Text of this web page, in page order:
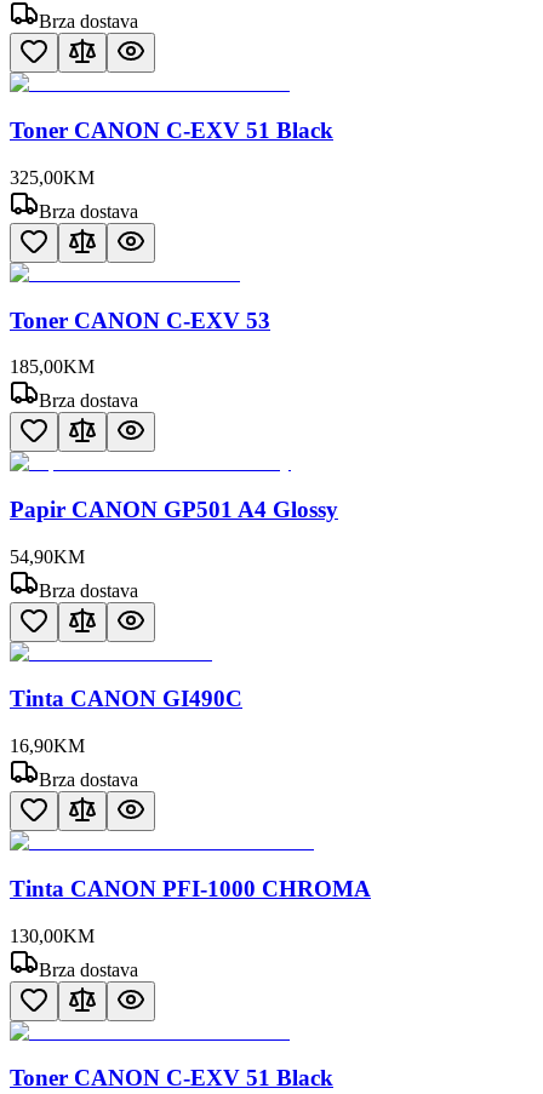
Brza dostava
Toner CANON C-EXV 51 Black
325,00KM
Brza dostava
Toner CANON C-EXV 53
185,00KM
Brza dostava
Papir CANON GP501 A4 Glossy
54,90KM
Brza dostava
Tinta CANON GI490C
16,90KM
Brza dostava
Tinta CANON PFI-1000 CHROMA
130,00KM
Brza dostava
Toner CANON C-EXV 51 Black